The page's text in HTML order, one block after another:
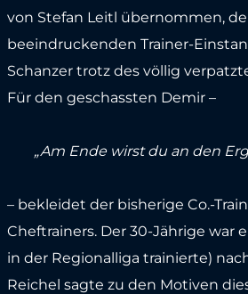
von Stefan Leitl übernommen,
beeindruckenden Trainer-
Schanzer trotz des völlig
Für den geschassten Demir –
„Am Ende wirst du an den
– bekleidet der bisherige Co.-
Cheftrainers. Der 30-Jährige war
in der Regionalliga trainierte)
Reichel sagte zu den Motiven